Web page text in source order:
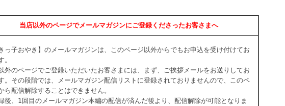
当店以外のページでメールマガジンにご登録くださったお客さまへ
きっ子おやき】のメールマガジンは、このページ以外からでもお申込を受け付けてお
。
外のページでご登録いただいたお客さまには、まず、ご挨拶メールをお送りしてお
。その段階では、メールマガジン配信リストに登録されておりませんので、このペ
ら配信解除することはできません。
後、1回目のメールマガジン本編の配信が済んだ後より、配信解除が可能となりま